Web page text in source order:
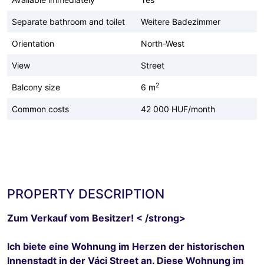
Separate bathroom and toilet Weitere Badezimmer
Orientation North-West
View Street
Balcony size 6 m2
Common costs 42 000 HUF/month
PROPERTY DESCRIPTION
Zum Verkauf vom Besitzer! < /strong>
Ich biete eine Wohnung im Herzen der historischen
Innenstadt in der Váci Street an. Diese Wohnung im